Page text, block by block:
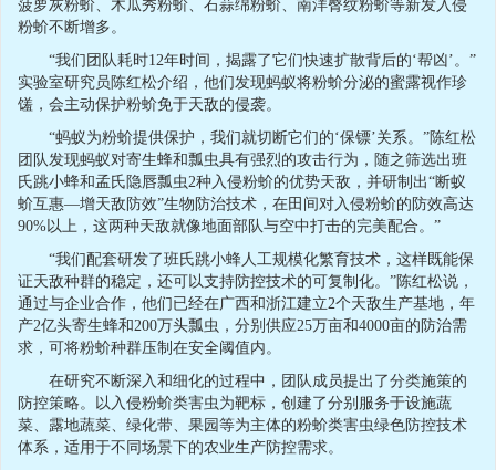
菠萝灰粉蚧、木瓜秀粉蚧、石蒜绵粉蚧、南洋臀纹粉蚧等新发入侵
粉蚧不断增多。
“我们团队耗时12年时间，揭露了它们快速扩散背后的‘帮凶’。”
实验室研究员陈红松介绍，他们发现蚂蚁将粉蚧分泌的蜜露视作珍
馐，会主动保护粉蚧免于天敌的侵袭。
“蚂蚁为粉蚧提供保护，我们就切断它们的‘保镖’关系。”陈红松
团队发现蚂蚁对寄生蜂和瓢虫具有强烈的攻击行为，随之筛选出班
氏跳小蜂和孟氏隐唇瓢虫2种入侵粉蚧的优势天敌，并研制出“断蚁
蚧互惠—增天敌防效”生物防治技术，在田间对入侵粉蚧的防效高达
90%以上，这两种天敌就像地面部队与空中打击的完美配合。”
“我们配套研发了班氏跳小蜂人工规模化繁育技术，这样既能保
证天敌种群的稳定，还可以支持防控技术的可复制化。”陈红松说，
通过与企业合作，他们已经在广西和浙江建立2个天敌生产基地，年
产2亿头寄生蜂和200万头瓢虫，分别供应25万亩和4000亩的防治需
求，可将粉蚧种群压制在安全阈值内。
在研究不断深入和细化的过程中，团队成员提出了分类施策的
防控策略。以入侵粉蚧类害虫为靶标，创建了分别服务于设施蔬
菜、露地蔬菜、绿化带、果园等为主体的粉蚧类害虫绿色防控技术
体系，适用于不同场景下的农业生产防控需求。